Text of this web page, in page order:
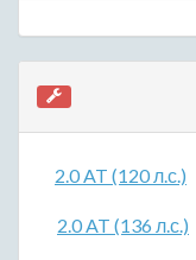
2.0 AT (120 л.с.)
2.0 AT (136 л.с.)